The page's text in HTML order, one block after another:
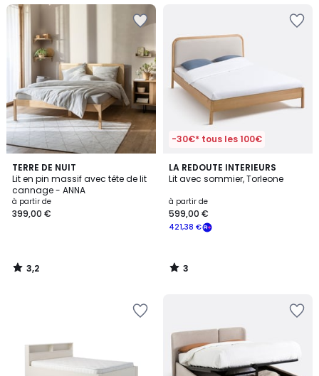
TERRE DE NUIT
Lit en pin massif avec tête de lit
cannage - ANNA
à partir de
399,00 €
3,2
/ 5
3,2
/
-30€* tous les 100€
LA REDOUTE INTERIEURS
Lit avec sommier, Torleone
à partir de
421,38 €
599,00 €
3
/
3
/